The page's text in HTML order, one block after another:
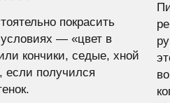
покрасить
— «цвет в
кончики, седые, хной
если получился